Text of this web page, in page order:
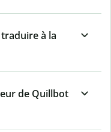
à la
de Quillbot